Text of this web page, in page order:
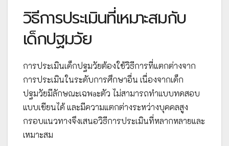
วิธีการประเมินที่เหมาะสมกับ
เด็กปฐมวัย
การประเมินเด็กปฐมวัยต้องใช้วิธีการที่แตกต่างจาก
การประเมินในระดับการศึกษาอื่น เนื่องจากเด็ก
ปฐมวัยมีลักษณะเฉพaะตัว ไม่สามารถทำแบบทดสอบ
แบบเขียนได้ และมีความแตกต่างระหว่างบุคคลสูง
กรอบแนวทางจึงเสนอวิธีการประเมินที่หลากหลายและ
เหมาะสม